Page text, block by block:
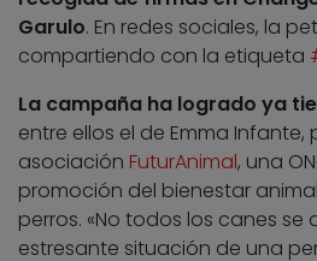
Garulo. En redes sociales, la
compartiendo con la etiqueta
La campaña ha logrado ya
entre ellos el de Emma Infante,
asociación FuturAnimal, una
promoción del bienestar
perros. «No todos los canes
estresante situación de una